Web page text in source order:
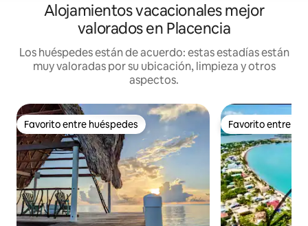
Alojamientos vacacionales mejor
valorados en Placencia
Los huéspedes están de acuerdo: estas estadías están
muy valoradas por su ubicación, limpieza y otros
aspectos.
Favorito entre huéspedes
Favorito entre huéspedes Favorito entre
Favorito entre